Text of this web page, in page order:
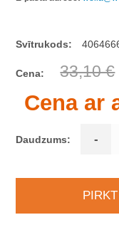
Svītrukods:
Cena: 33,10 €
Cena ar
Daudzums: -